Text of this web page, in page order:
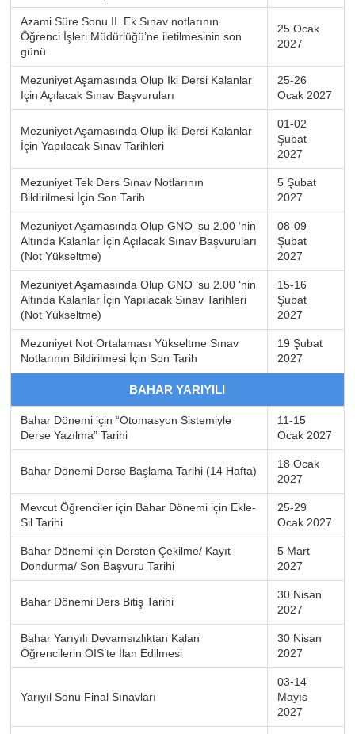
Azami Süre Sonu II. Ek Sınav notlarının
Öğrenci İşleri Müdürlüğü’ne iletilmesinin son
günü
25 Ocak
2027
Mezuniyet Aşamasında Olup İki Dersi Kalanlar
İçin Açılacak Sınav Başvuruları
25-26
Ocak 2027
Mezuniyet Aşamasında Olup İki Dersi Kalanlar
İçin Yapılacak Sınav Tarihleri
01-02
Şubat
2027
Mezuniyet Tek Ders Sınav Notlarının
Bildirilmesi İçin Son Tarih
5 Şubat
2027
Mezuniyet Aşamasında Olup GNO ‘su 2.00 ‘nin
Altında Kalanlar İçin Açılacak Sınav Başvuruları
(Not Yükseltme)
08-09
Şubat
2027
Mezuniyet Aşamasında Olup GNO ‘su 2.00 ‘nin
Altında Kalanlar İçin Yapılacak Sınav Tarihleri
(Not Yükseltme)
15-16
Şubat
2027
Mezuniyet Not Ortalaması Yükseltme Sınav
Notlarının Bildirilmesi İçin Son Tarih
19 Şubat
2027
BAHAR YARIYILI
Bahar Dönemi için “Otomasyon Sistemiyle
Derse Yazılma” Tarihi
11-15
Ocak 2027
Bahar Dönemi Derse Başlama Tarihi (14 Hafta)
18 Ocak
2027
Mevcut Öğrenciler için Bahar Dönemi için Ekle-
Sil Tarihi
25-29
Ocak 2027
Bahar Dönemi için Dersten Çekilme/ Kayıt
Dondurma/ Son Başvuru Tarihi
5 Mart
2027
Bahar Dönemi Ders Bitiş Tarihi
30 Nisan
2027
Bahar Yarıyılı Devamsızlıktan Kalan
Öğrencilerin OİS’te İlan Edilmesi
30 Nisan
2027
Yarıyıl Sonu Final Sınavları
03-14
Mayıs
2027